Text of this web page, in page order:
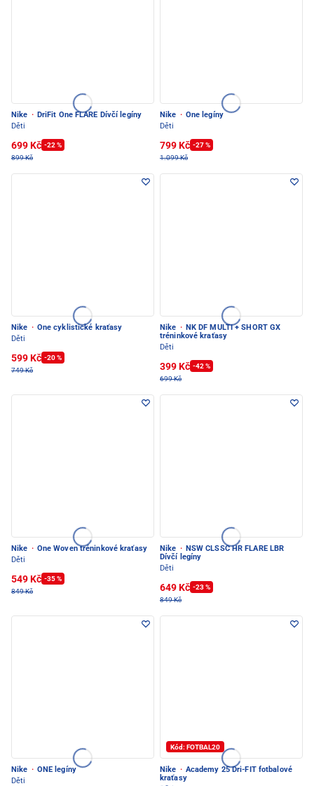
Nike · DriFit One FLARE Dívčí legíny
Děti
699 Kč -22 %
899 Kč
Nike · One legíny
Děti
799 Kč -27 %
1.099 Kč
Nike · One cyklistické kraťasy
Děti
599 Kč -20 %
749 Kč
Nike · NK DF MULTI + SHORT GX
tréninkové kraťasy
Děti
399 Kč -42 %
699 Kč
Nike · One Woven tréninkové kraťasy
Děti
549 Kč -35 %
849 Kč
Nike · NSW CLSSC HR FLARE LBR
Dívčí legíny
Děti
649 Kč -23 %
849 Kč
Nike · ONE legíny
Děti
Kód: FOTBAL20
Nike · Academy 25 Dri-FIT fotbalové
kraťasy